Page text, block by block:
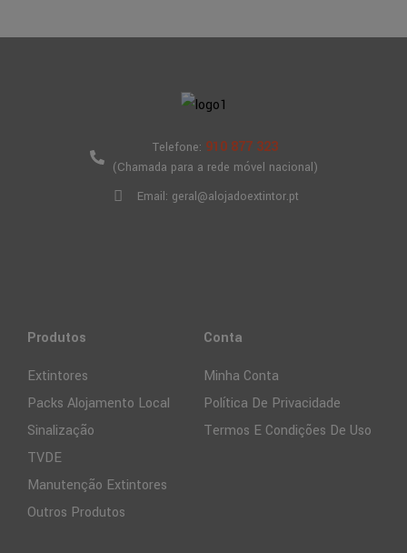
Telefone: 910 877 323
(Chamada para a rede móvel nacional)
Email: geral@alojadoextintor.pt
Produtos
Extintores
Packs Alojamento Local
Sinalização
TVDE
Manutenção Extintores
Outros Produtos
Conta
Minha Conta
Política De Privacidade
Termos E Condições De Uso